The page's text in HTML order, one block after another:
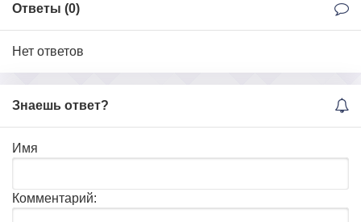
Ответы (0)
Нет ответов
Знаешь ответ?
Имя
Комментарий: